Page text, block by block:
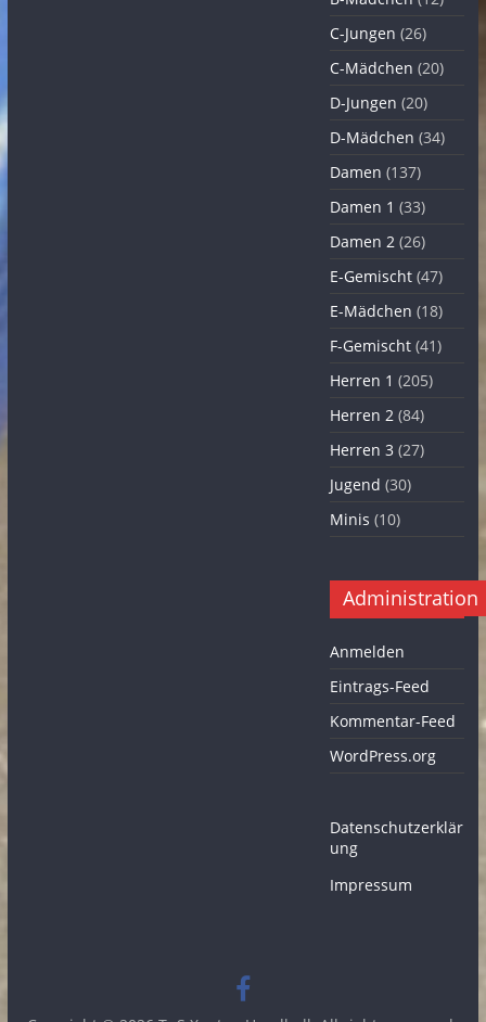
C-Jungen (26)
C-Mädchen (20)
D-Jungen (20)
D-Mädchen (34)
Damen (137)
Damen 1 (33)
Damen 2 (26)
E-Gemischt (47)
E-Mädchen (18)
F-Gemischt (41)
Herren 1 (205)
Herren 2 (84)
Herren 3 (27)
Jugend (30)
Minis (10)
Administration
Anmelden
Eintrags-Feed
Kommentar-Feed
WordPress.org
Datenschutzerklär
ung
Impressum